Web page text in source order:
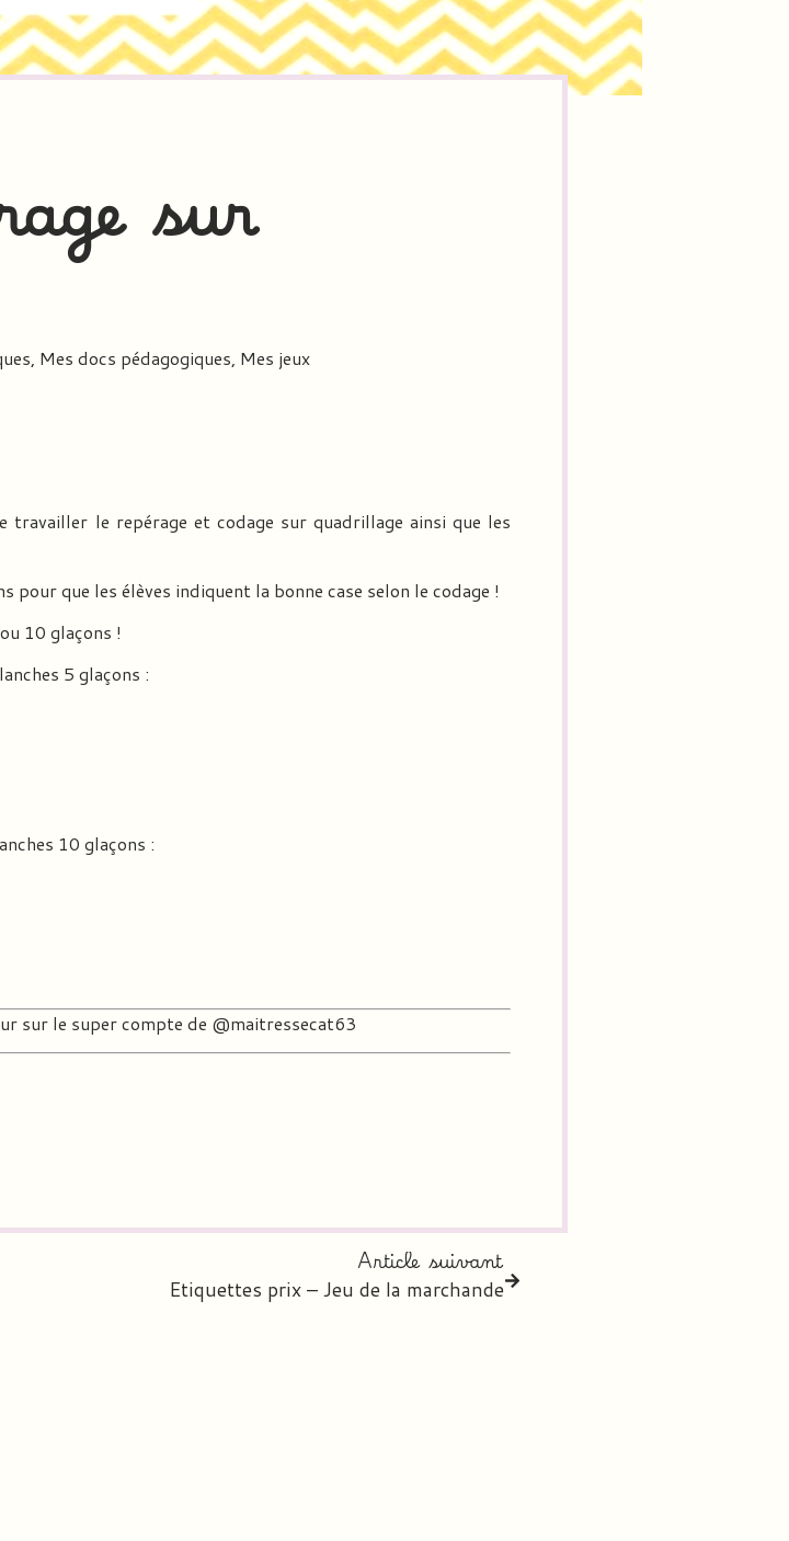
sur
Mes docs pédagogiques Mes jeux
le repérage et codage sur quadrillage ainsi que les
que les élèves indiquent la bonne case selon le codage !
10 glaçons !
5 glaçons :
10 glaçons :
sur le super compte de @maitressecat63
Article suivant
Etiquettes prix – Jeu de la marchande